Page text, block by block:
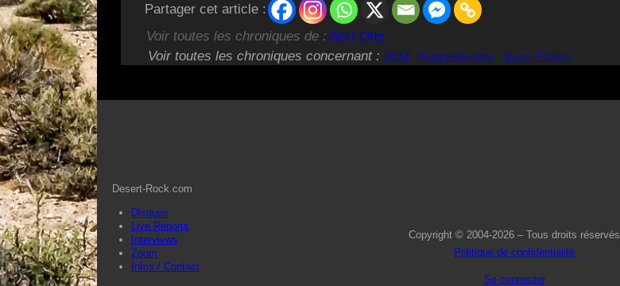
Partager cet article :
Voir toutes les chroniques de : Ain’t One
Voir toutes les chroniques concernant : 2014 Autoproduction Space Fisters
Desert-Rock.com
Disques
Live Reports
Interviews
Zoom
Infos / Contact
Copyright © 2004-2026 – Tous droits réservés
Politique de confidentialité
Se connecter